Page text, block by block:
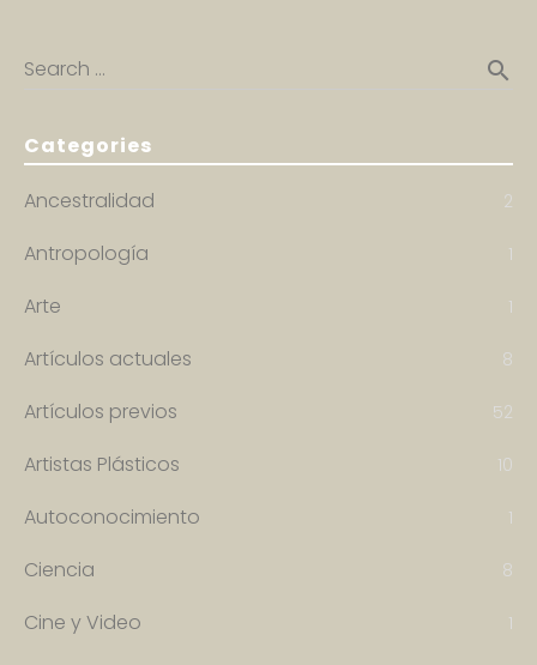
Search … search
Categories
Ancestralidad 2
Antropología 1
Arte 1
Artículos actuales 8
Artículos previos 52
Artistas Plásticos 10
Autoconocimiento 1
Ciencia 8
Cine y Video 1